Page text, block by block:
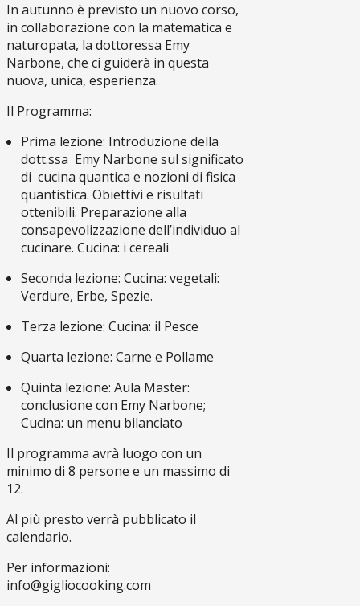
In autunno è previsto un nuovo corso,
in collaborazione con la matematica e
naturopata, la dottoressa Emy
Narbone, che ci guiderà in questa
nuova, unica, esperienza.
Il Programma:
Prima lezione: Introduzione della
dott.ssa Emy Narbone sul significato
di cucina quantica e nozioni di fisica
quantistica. Obiettivi e risultati
ottenibili. Preparazione alla
consapevolizzazione dell’individuo al
cucinare. Cucina: i cereali
Seconda lezione: Cucina: vegetali:
Verdure, Erbe, Spezie.
Terza lezione: Cucina: il Pesce
Quarta lezione: Carne e Pollame
Quinta lezione: Aula Master:
conclusione con Emy Narbone;
Cucina: un menu bilanciato
Il programma avrà luogo con un
minimo di 8 persone e un massimo di
12.
Al più presto verrà pubblicato il
calendario.
Per informazioni:
info@gigliocooking.com